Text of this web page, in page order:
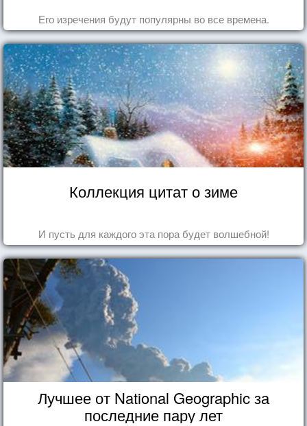
Его изречения будут популярны во все времена.
Коллекция цитат о зиме
И пусть для каждого эта пора будет волшебной!
Лучшее от National Geographic за
последние пару лет